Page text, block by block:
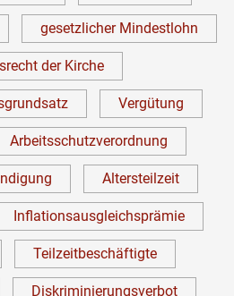
gesetzlicher Mindestlohn
der Kirche
Vergütung
Arbeitsschutzverordnung
Altersteilzeit
Inflationsausgleichsprämie
Teilzeitbeschäftigte
Diskriminierungsverbot